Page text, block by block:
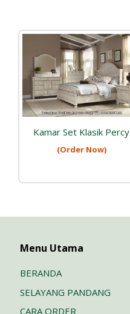
Kamar Set Klasik Percy
(Order Now)
Menu Utama
BERANDA
SELAYANG PANDANG
CARA ORDER